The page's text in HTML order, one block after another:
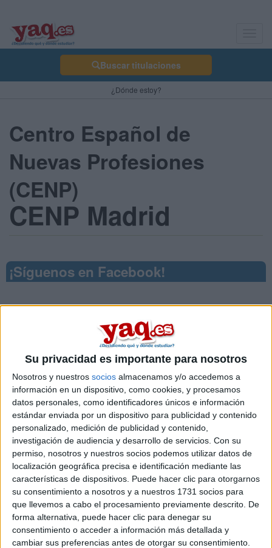
Su privacidad es importante para nosotros
Nosotros y nuestros socios almacenamos y/o accedemos a
información en un dispositivo, como cookies, y procesamos
datos personales, como identificadores únicos e información
estándar enviada por un dispositivo para publicidad y contenido
personalizado, medición de publicidad y contenido,
investigación de audiencia y desarrollo de servicios. Con su
permiso, nosotros y nuestros socios podemos utilizar datos de
localización geográfica precisa e identificación mediante las
características de dispositivos. Puede hacer clic para otorgarnos
su consentimiento a nosotros y a nuestros 1731 socios para
que llevemos a cabo el procesamiento previamente descrito. De
forma alternativa, puede hacer clic para denegar su
consentimiento o acceder a información más detallada y
cambiar sus preferencias antes de otorgar su consentimiento.
Buscar titulaciones
¿Dónde estoy?
Centro Español de
Nuevas Profesiones
(CENP)
CENP Madrid
¡Síguenos en Facebook!
Contactar
C/ Joaquín María López, 60-62
28015 Madrid
Madrid